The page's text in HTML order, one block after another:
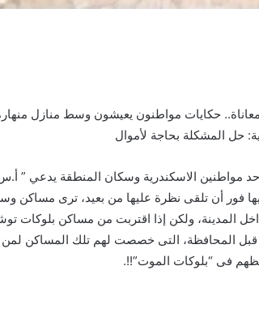
حكايات مواطنون يعيشون وسط منازل
حل المشكلة بحاجة لأموال
مواطنين الاسكندرية وسكان المنطقة يدعي ”
فور أن تلقى نظرة عليها من بعيد، ترى مساكن
المدينة، ولكن إذا اقتربت من مساكن بلوكات
قبل المحافظة، التى خصصت لهم تلك المساكن لمن
فى “بلوكات الموت”!!.